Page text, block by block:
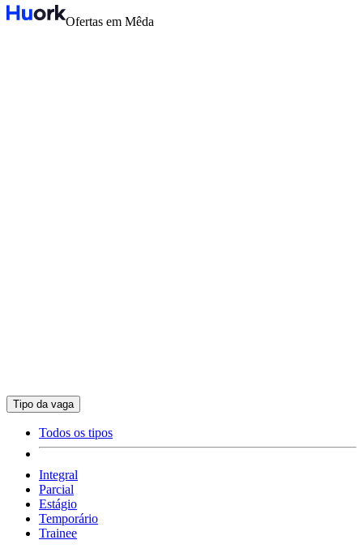
Ofertas em Mêda
Tipo da vaga
Todos os tipos
Integral
Parcial
Estágio
Temporário
Trainee